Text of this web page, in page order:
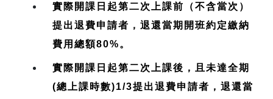
實際開課日起第二次上課前（不含當次）
提出退費申請者，退還當期開班約定繳納
費用總額80%。
實際開課日起第二次上課後，且未達全期
(總上課時數)1/3提出退費申請者，退還當